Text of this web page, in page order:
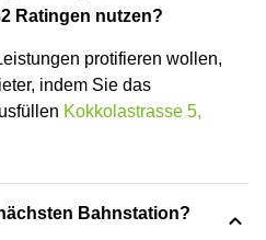
Ratingen nutzen?
protifieren wollen,
indem Sie das
Kokkolastrasse 5,
Bahnstation?